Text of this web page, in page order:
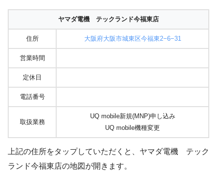
ヤマダ電機 テックランド今福東店
住所 大阪府大阪市城東区今福東2−6−31
営業時間
定休日
電話番号
取扱業務
UQ mobile新規(MNP)申し込み
UQ mobile機種変更
上記の住所をタップしていただくと、ヤマダ電機 テック
ランド今福東店の地図が開きます。